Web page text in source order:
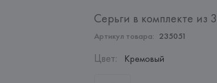
Серьги в комплекте из
Артикул товара: 235051
Цвет: Кремовый